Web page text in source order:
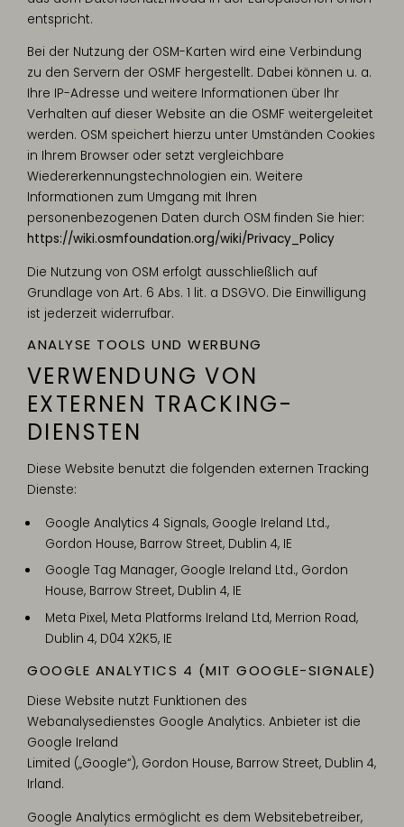
entspricht.
Bei der Nutzung der OSM-Karten wird eine Verbindung
zu den Servern der OSMF hergestellt. Dabei können u. a.
Ihre IP-Adresse und weitere Informationen über Ihr
Verhalten auf dieser Website an die OSMF weitergeleitet
werden. OSM speichert hierzu unter Umständen Cookies
in Ihrem Browser oder setzt vergleichbare
Wiedererkennungstechnologien ein. Weitere
Informationen zum Umgang mit Ihren
personenbezogenen Daten durch OSM finden Sie hier:
https://wiki.osmfoundation.org/wiki/Privacy_Policy
Die Nutzung von OSM erfolgt ausschließlich auf
Grundlage von Art. 6 Abs. 1 lit. a DSGVO. Die Einwilligung
ist jederzeit widerrufbar.
ANALYSE TOOLS UND WERBUNG
VERWENDUNG VON
EXTERNEN TRACKING-
DIENSTEN
Diese Website benutzt die folgenden externen Tracking
Dienste:
Google Analytics 4 Signals, Google Ireland Ltd.,
Gordon House, Barrow Street, Dublin 4, IE
Google Tag Manager, Google Ireland Ltd., Gordon
House, Barrow Street, Dublin 4, IE
Meta Pixel, Meta Platforms Ireland Ltd, Merrion Road,
Dublin 4, D04 X2K5, IE
GOOGLE ANALYTICS 4 (MIT GOOGLE-SIGNALE)
Diese Website nutzt Funktionen des
Webanalysedienstes Google Analytics. Anbieter ist die
Google Ireland
Limited („Google“), Gordon House, Barrow Street, Dublin 4,
Irland.
Google Analytics ermöglicht es dem Websitebetreiber,